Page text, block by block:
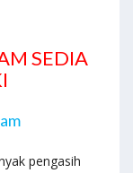
SEDIA
pengasih